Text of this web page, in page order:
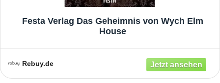
Festa Verlag Das Geheimnis von Wych Elm
House
Rebuy.de